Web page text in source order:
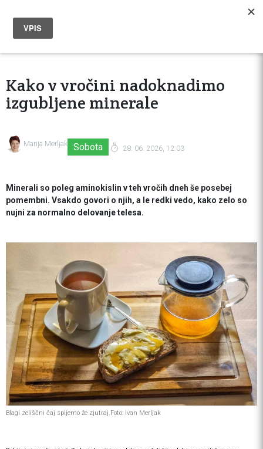
Kako v vročini nadoknadimo
izgubljene minerale
Marija Merljak Sobota 28. 06. 2026, 12:03
Minerali so poleg aminokislin v teh vročih dneh še posebej
pomembni. Vsakdo govori o njih, a le redki vedo, kako zelo so
nujni za normalno delovanje telesa.
Blagi zeliščni čaj spijemo že zjutraj.Foto: Ivan Merljak